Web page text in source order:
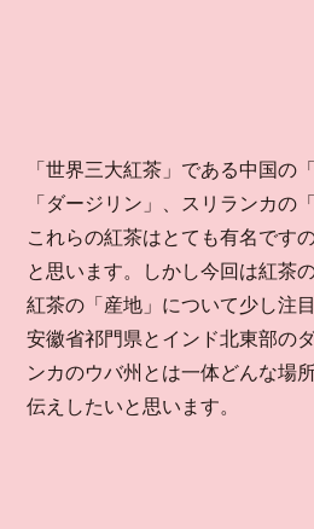
「世界三大紅茶」である中国の
「ダージリン」、スリランカの
これらの紅茶はとても有名です
と思います。しかし今回は紅茶
紅茶の「産地」について少し注
安徽省祁門県とインド北東部の
ンカのウバ州とは一体どんな場
伝えしたいと思います。